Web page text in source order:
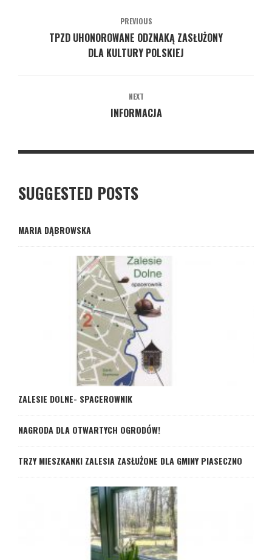
PREVIOUS
TPZD UHONOROWANE ODZNAKĄ ZASŁUŻONY
DLA KULTURY POLSKIEJ
NEXT
INFORMACJA
SUGGESTED POSTS
MARIA DĄBROWSKA
ZALESIE DOLNE- SPACEROWNIK
NAGRODA DLA OTWARTYCH OGRODÓW!
TRZY MIESZKANKI ZALESIA ZASŁUŻONE DLA GMINY PIASECZNO